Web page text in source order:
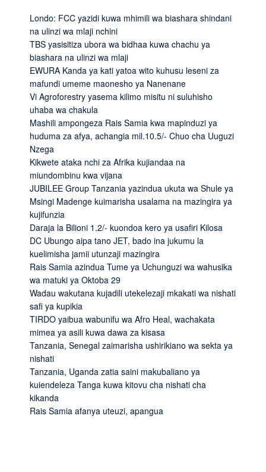
Londo: FCC yazidi kuwa mhimili wa biashara shindani
na ulinzi wa mlaji nchini
TBS yasisitiza ubora wa bidhaa kuwa chachu ya
biashara na ulinzi wa mlaji
EWURA Kanda ya kati yatoa wito kuhusu leseni za
mafundi umeme maonesho ya Nanenane
Vi Agroforestry yasema kilimo misitu ni suluhisho
uhaba wa chakula
Mashili ampongeza Rais Samia kwa mapinduzi ya
huduma za afya, achangia mil.10.5/- Chuo cha Uuguzi
Nzega
Kikwete ataka nchi za Afrika kujiandaa na
miundombinu kwa vijana
JUBILEE Group Tanzania yazindua ukuta wa Shule ya
Msingi Madenge kuimarisha usalama na mazingira ya
kujifunzia
Daraja la Bilioni 1.2/- kuondoa kero ya usafiri Kilosa
DC Ubungo aipa tano JET, bado ina jukumu la
kuelimisha jamii utunzaji mazingira
Rais Samia azindua Tume ya Uchunguzi wa wahusika
wa matuki ya Oktoba 29
Wadau wakutana kujadili utekelezaji mkakati wa nishati
safi ya kupikia
TIRDO yaibua wabunifu wa Afro Heal, wachakata
mimea ya asili kuwa dawa za kisasa
Tanzania, Senegal zaimarisha ushirikiano wa sekta ya
nishati
Tanzania, Uganda zatia saini makubaliano ya
kuiendeleza Tanga kuwa kitovu cha nishati cha
kikanda
Rais Samia afanya uteuzi, apangua